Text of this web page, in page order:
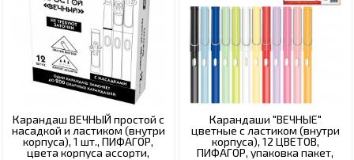
Карандаш ВЕЧНЫЙ простой с
насадкой и ластиком (внутри
корпуса), 1 шт., ПИФАГОР,
цвета корпуса ассорти,
Карандаши "ВЕЧНЫЕ"
цветные с ластиком (внутри
корпуса), 12 ЦВЕТОВ,
ПИФАГОР, упаковка пакет,